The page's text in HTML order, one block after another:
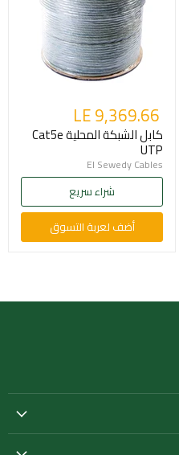
LE 9,369.66
كابل الشبكة المحلية Cat5e
UTP
El Sewedy Cables
شراء سريع
أضف لعربة التسوق